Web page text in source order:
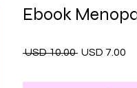
Ebook
USD 10.00 Precio
USD 7.00